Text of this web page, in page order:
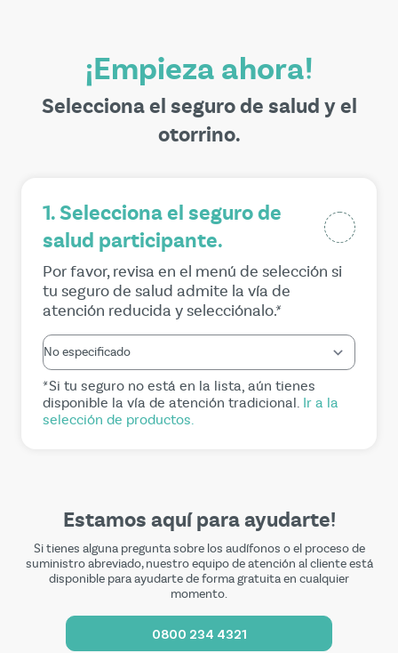
¡Empieza ahora!
Selecciona el seguro de salud y el
otorrino.
1. Selecciona el seguro de
salud participante.
Por favor, revisa en el menú de selección si
tu seguro de salud admite la vía de
atención reducida y selecciónalo.*
*Si tu seguro no está en la lista, aún tienes
disponible la vía de atención tradicional. Ir a la
selección de productos.
Estamos aquí para ayudarte!
Si tienes alguna pregunta sobre los audífonos o el proceso de
suministro abreviado, nuestro equipo de atención al cliente está
disponible para ayudarte de forma gratuita en cualquier
momento.
0800 234 4321